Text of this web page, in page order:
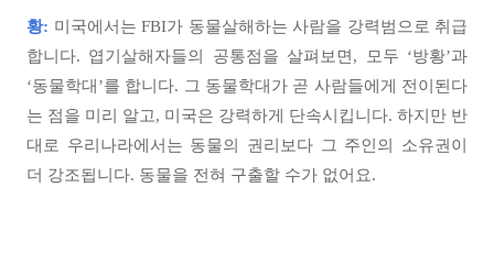
황: 미국에서는 FBI가 동물살해하는 사람을 강력범으로 취급
합니다. 엽기살해자들의 공통점을 살펴보면, 모두 ‘방황’과
‘동물학대’를 합니다. 그 동물학대가 곧 사람들에게 전이된다
는 점을 미리 알고, 미국은 강력하게 단속시킵니다. 하지만 반
대로 우리나라에서는 동물의 권리보다 그 주인의 소유권이
더 강조됩니다. 동물을 전혀 구출할 수가 없어요.